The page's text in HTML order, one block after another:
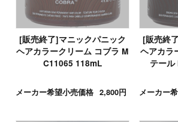
[販売終了]マニックパニック
ヘアカラークリーム コブラ M
C11065 118mL
メーカー希望小売価格 2,800円
[販売終
ヘアカラ
テール
メーカー